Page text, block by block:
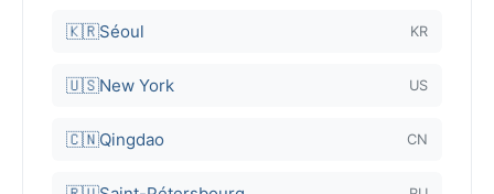
🇰🇷Séoul KR
🇺🇸New York US
🇨🇳Qingdao CN